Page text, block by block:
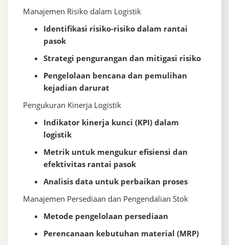
Manajemen Risiko dalam Logistik
Identifikasi risiko-risiko dalam rantai
pasok
Strategi pengurangan dan mitigasi risiko
Pengelolaan bencana dan pemulihan
kejadian darurat
Pengukuran Kinerja Logistik
Indikator kinerja kunci (KPI) dalam
logistik
Metrik untuk mengukur efisiensi dan
efektivitas rantai pasok
Analisis data untuk perbaikan proses
Manajemen Persediaan dan Pengendalian Stok
Metode pengelolaan persediaan
Perencanaan kebutuhan material (MRP)